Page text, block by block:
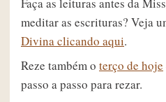
meditar as escrituras? Veja
Divina clicando aqui.
Reze também o terço de hoje
passo a passo para rezar.